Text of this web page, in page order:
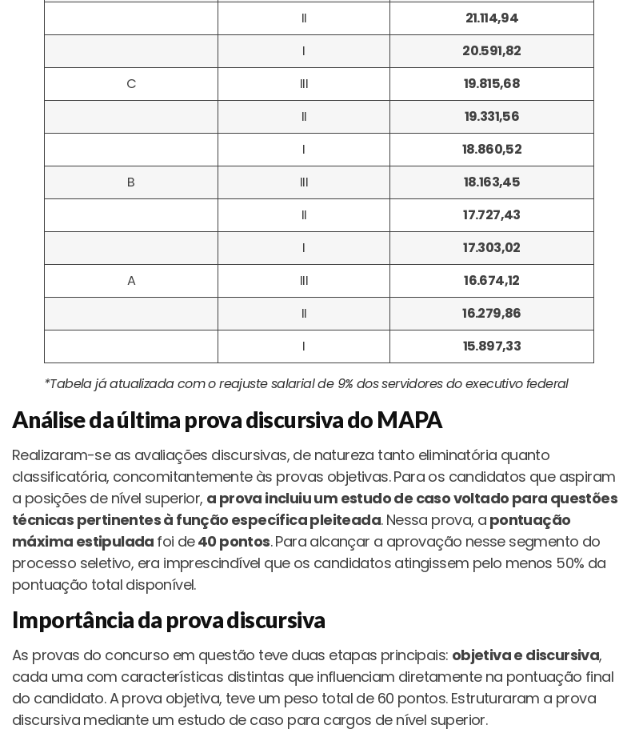
II
21.114,94
I
20.591,82
C
III
19.815,68
II
19.331,56
I
18.860,52
B
III
18.163,45
II
17.727,43
I
17.303,02
A
III
16.674,12
II
16.279,86
I
15.897,33
*Tabela já atualizada com o reajuste salarial de 9% dos servidores do executivo federal
Análise da última prova discursiva do MAPA
Realizaram-se as avaliações discursivas, de natureza tanto eliminatória quanto
classificatória, concomitantemente às provas objetivas. Para os candidatos que aspiram
a posições de nível superior, a prova incluiu um estudo de caso voltado para questões
técnicas pertinentes à função específica pleiteada. Nessa prova, a pontuação
máxima estipulada foi de40 pontos. Para alcançar a aprovação nesse segmento do
processo seletivo, era imprescindível que os candidatos atingissem pelo menos 50% da
pontuação total disponível.
Importância da prova discursiva
As provas do concurso em questão teve duas etapas principais: objetiva e discursiva,
cada uma com características distintas que influenciam diretamente na pontuação final
do candidato. A prova objetiva, teve um peso total de 60 pontos. Estruturaram a prova
discursiva mediante um estudo de caso para cargos de nível superior.